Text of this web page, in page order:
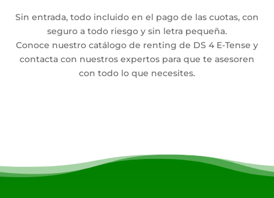
Sin entrada, todo incluido en el pago de las cuotas, con
seguro a todo riesgo y sin letra pequeña.
Conoce nuestro catálogo de renting de DS 4 E-Tense y
contacta con nuestros expertos para que te asesoren
con todo lo que necesites.